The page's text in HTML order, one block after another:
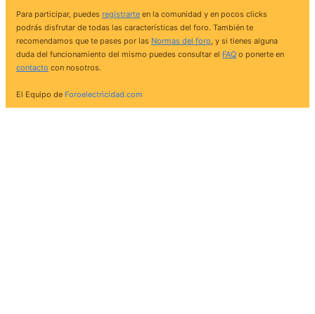
Para participar, puedes registrarte en la comunidad y en pocos clicks
podrás disfrutar de todas las características del foro. También te
recomendamos que te pases por las Normas del foro, y si tienes alguna
duda del funcionamiento del mismo puedes consultar el FAQ o ponerte en
contacto con nosotros.
El Equipo de Foroelectricidad.com